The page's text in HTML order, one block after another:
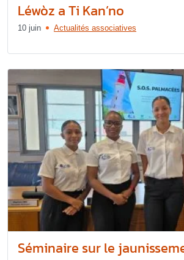
Léwòz a Ti Kan’no
10 juin Actualités associatives
Séminaire sur le